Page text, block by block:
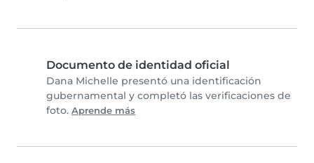
Documento de identidad oficial
Dana Michelle presentó una identificación
gubernamental y completó las verificaciones de
foto. Aprende más